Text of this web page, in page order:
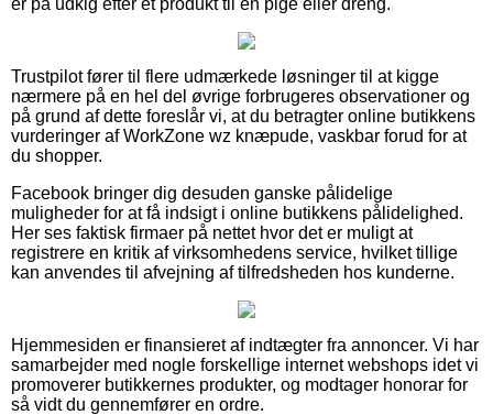
Trustpilot fører til flere udmærkede løsninger til at kigge
nærmere på en hel del øvrige forbrugeres observationer og
på grund af dette foreslår vi, at du betragter online butikkens
vurderinger af WorkZone wz knæpude, vaskbar forud for at
du shopper.
Facebook bringer dig desuden ganske pålidelige
muligheder for at få indsigt i online butikkens pålidelighed.
Her ses faktisk firmaer på nettet hvor det er muligt at
registrere en kritik af virksomhedens service, hvilket tillige
kan anvendes til afvejning af tilfredsheden hos kunderne.
Hjemmesiden er finansieret af indtægter fra annoncer. Vi har
samarbejder med nogle forskellige internet webshops idet vi
promoverer butikkernes produkter, og modtager honorar for
så vidt du gennemfører en ordre.